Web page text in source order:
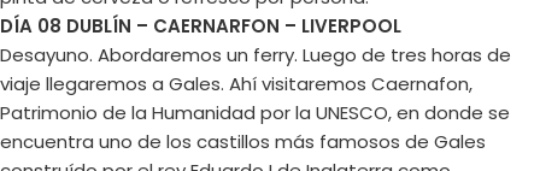
DÍA 08 DUBLÍN – CAERNARFON – LIVERPOOL
Desayuno. Abordaremos un ferry. Luego de tres horas de
viaje llegaremos a Gales. Ahí visitaremos Caernafon,
Patrimonio de la Humanidad por la UNESCO, en donde se
encuentra uno de los castillos más famosos de Gales